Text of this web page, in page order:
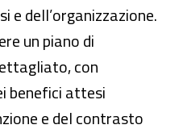
e dell’organizzazione.
un piano di
con
benefici attesi
e del contrasto